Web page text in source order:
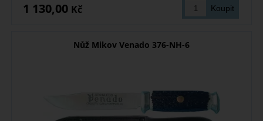
1 130,00 Kč
Nůž Mikov Venado 376-NH-6